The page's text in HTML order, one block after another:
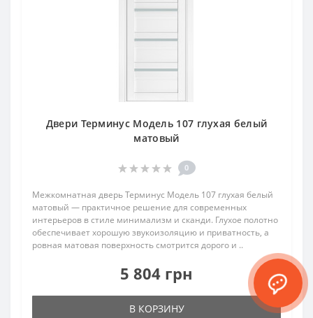
Двери Терминус Модель 107 глухая белый
матовый
0
Межкомнатная дверь Терминус Модель 107 глухая белый
матовый — практичное решение для современных
интерьеров в стиле минимализм и сканди. Глухое полотно
обеспечивает хорошую звукоизоляцию и приватность, а
ровная матовая поверхность смотрится дорого и ..
5 804 грн
В КОРЗИНУ